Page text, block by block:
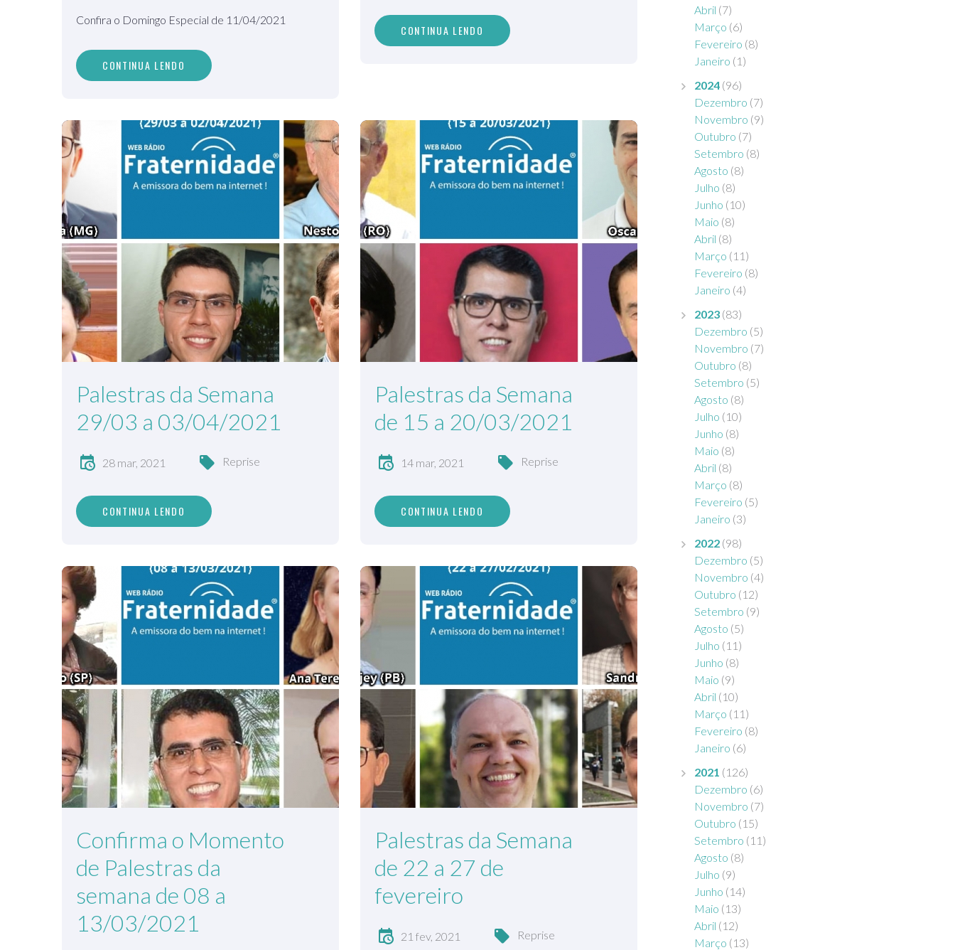
Confira o Domingo Especial de 11/04/2021
CONTINUA LENDO
CONTINUA LENDO
Palestras da Semana
29/03 a 03/04/2021
28 mar, 2021 Reprise
CONTINUA LENDO
Palestras da Semana
de 15 a 20/03/2021
14 mar, 2021 Reprise
CONTINUA LENDO
Confirma o Momento
de Palestras da
semana de 08 a
13/03/2021
Palestras da Semana
de 22 a 27 de
fevereiro
21 fev, 2021 Reprise
Abril (7)
Março (6)
Fevereiro (8)
Janeiro (1)
2024 (96)
Dezembro (7)
Novembro (9)
Outubro (7)
Setembro (8)
Agosto (8)
Julho (8)
Junho (10)
Maio (8)
Abril (8)
Março (11)
Fevereiro (8)
Janeiro (4)
2023 (83)
Dezembro (5)
Novembro (7)
Outubro (8)
Setembro (5)
Agosto (8)
Julho (10)
Junho (8)
Maio (8)
Abril (8)
Março (8)
Fevereiro (5)
Janeiro (3)
2022 (98)
Dezembro (5)
Novembro (4)
Outubro (12)
Setembro (9)
Agosto (5)
Julho (11)
Junho (8)
Maio (9)
Abril (10)
Março (11)
Fevereiro (8)
Janeiro (6)
2021 (126)
Dezembro (6)
Novembro (7)
Outubro (15)
Setembro (11)
Agosto (8)
Julho (9)
Junho (14)
Maio (13)
Abril (12)
Março (13)